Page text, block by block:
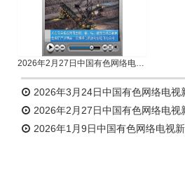
2026年2月27日中国有色网络电视新闻
2026年3月24日中国有色网络电视
2026年2月27日中国有色网络电视
2026年1月9日中国有色网络电视